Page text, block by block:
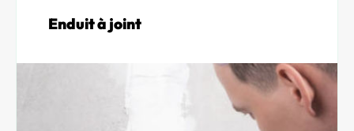
Enduit à joint